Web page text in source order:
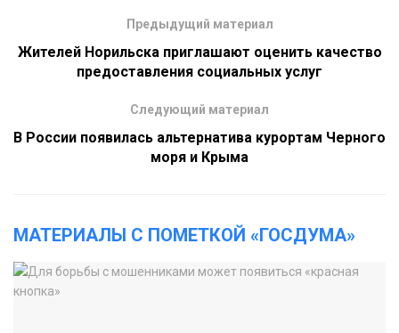
Предыдущий материал
Жителей Норильска приглашают оценить качество
предоставления социальных услуг
Следующий материал
В России появилась альтернатива курортам Черного
моря и Крыма
МАТЕРИАЛЫ С ПОМЕТКОЙ «ГОСДУМА»